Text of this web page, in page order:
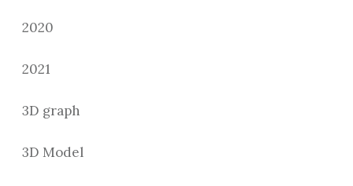
2020
2021
3D graph
3D Model